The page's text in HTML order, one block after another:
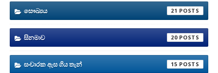
සෞඛ්‍යය 21
සිනමාව 20
සංචාරක ඇස ගිය තැන් 15